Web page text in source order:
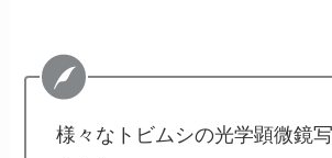
様々なトビムシの光学顕微鏡